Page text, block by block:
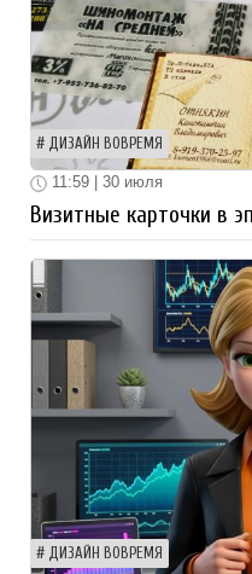
ДИЗАЙН ВОВРЕМЯ
11:59 | 30 июля
Визитные карточки в
ДИЗАЙН ВОВРЕМЯ